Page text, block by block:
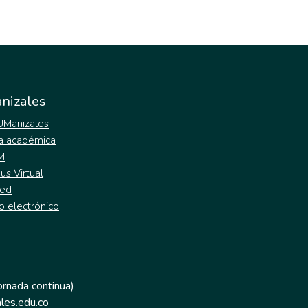
académica
Virtual
electrónico
continua)